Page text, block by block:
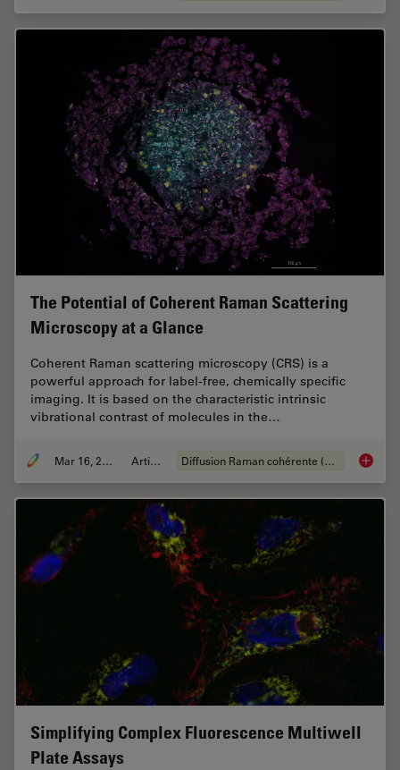
The Potential of Coherent Raman Scattering
Microscopy at a Glance
Coherent Raman scattering microscopy (CRS) is a
powerful approach for label-free, chemically specific
imaging. It is based on the characteristic intrinsic
vibrational contrast of molecules in the…
Mar 16, 2022 Article Diffusion Raman cohérente (CRS) The
Simplifying Complex Fluorescence Multiwell
Plate Assays